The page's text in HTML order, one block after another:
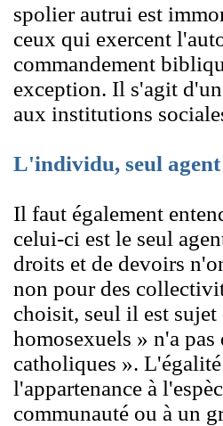
spolier autrui est
ceux qui exercent
commandement
exception. Il s'agit
aux institutions
L'individu, seul
Il faut également
celui-ci est le seul
droits et de devoirs
non pour des
choisit, seul il est
homosexuels » n'a pas
catholiques ».
l'appartenance à
communauté ou à un